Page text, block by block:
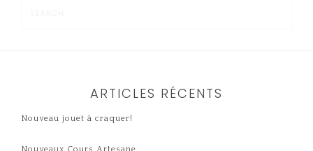
ARTICLES RÉCENTS
Nouveau jouet à craquer!
Nouveaux Cours Artesane